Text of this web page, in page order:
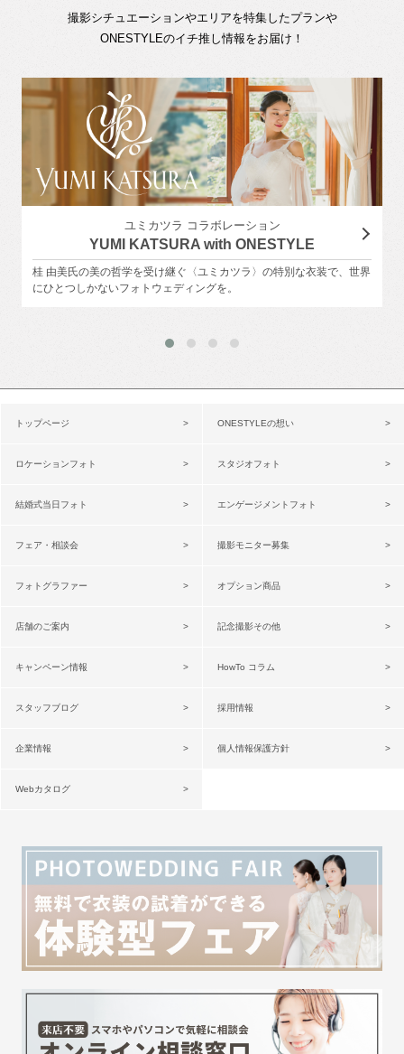
撮影シチュエーションやエリアを特集したプランや
ONESTYLEのイチ推し情報をお届け！
ユミカツラ コラボレーション
YUMI KATSURA with ONESTYLE
桂 由美氏の美の哲学を受け継ぐ〈ユミカツラ〉の特別な衣装で、世界
にひとつしかないフォトウェディングを。
トップページ ONESTYLEの想い
ロケーションフォト スタジオフォト
結婚式当日フォト エンゲージメントフォト
フェア・相談会 撮影モニター募集
フォトグラファー オプション商品
店舗のご案内 記念撮影その他
キャンペーン情報 HowTo コラム
スタッフブログ 採用情報
企業情報 個人情報保護方針
Webカタログ